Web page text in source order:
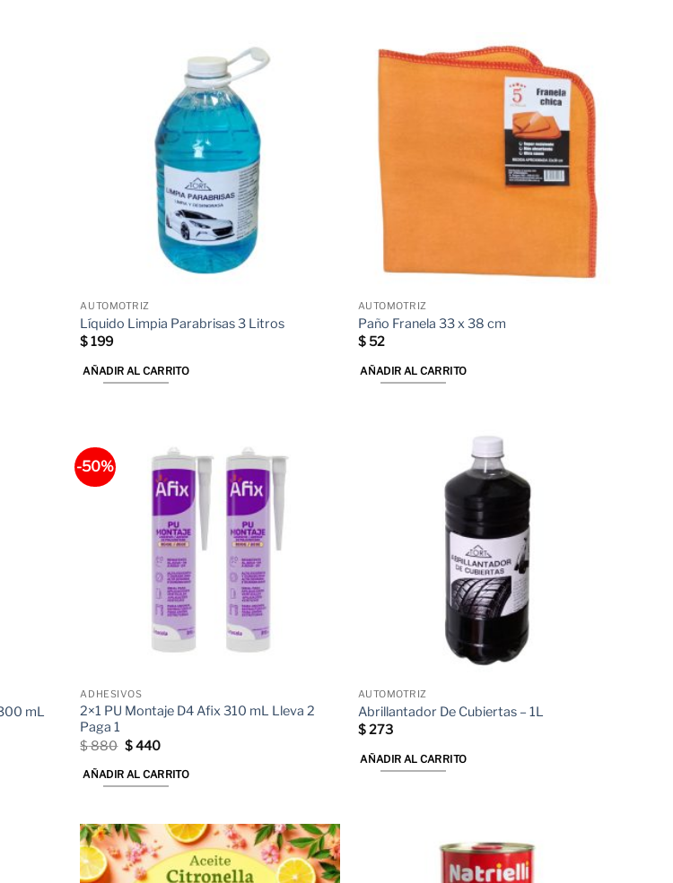
tiene
múltiples
pueden
elegir
AUTOMOTRIZ
Líquido Limpia Parabrisas 3 Litros
$199
AÑADIR AL CARRITO
AUTOMOTRIZ
Paño Franela 33 x 38 cm
$52
AÑADIR AL CARRITO
mL
-50%
ADHESIVOS
2×1 PU Montaje D4 Afix 310 mL Lleva 2
Paga 1
$880 El
precio
original
era:
$440El
actual
es:
AÑADIR AL CARRITO
AUTOMOTRIZ
Abrillantador De Cubiertas – 1L
$273
AÑADIR AL CARRITO